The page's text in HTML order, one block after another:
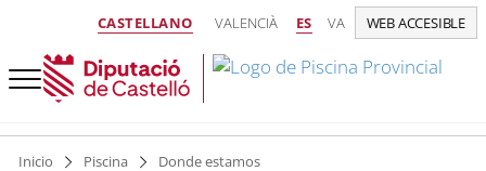
CASTELLANO VALENCIÀ ES VA WEB ACCESIBLE
Inicio Piscina Donde estamos